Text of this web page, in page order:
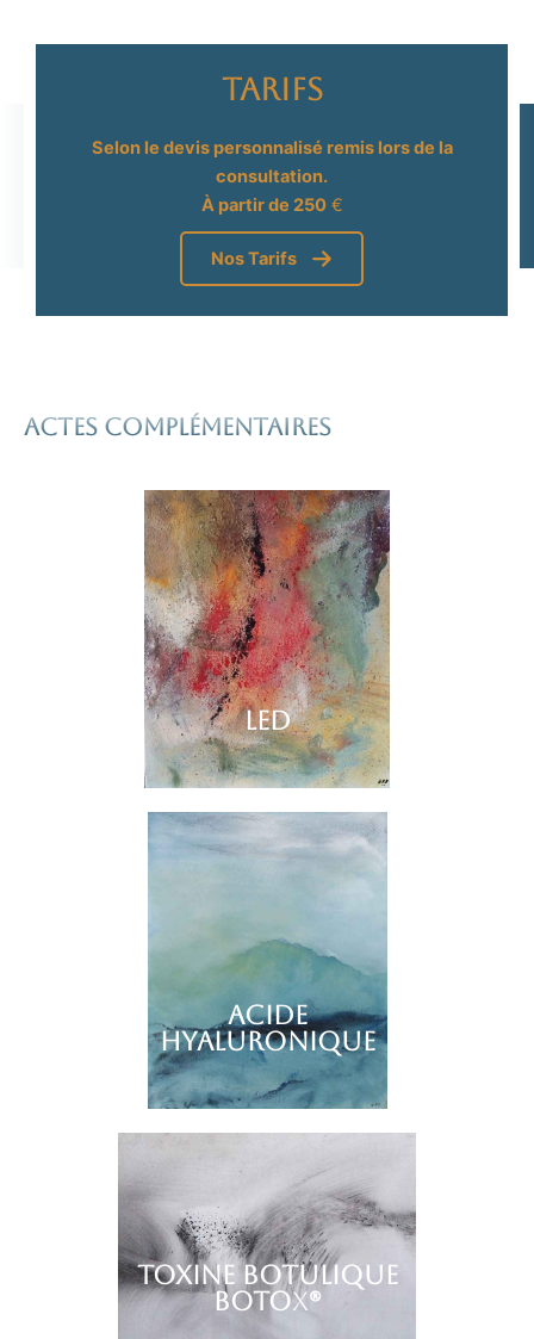
Tarifs
Selon le devis personnalisé remis lors de la
consultation.
À partir de 250€
Nos Tarifs
Actes complémentaires
LED
ACIDE
HYALURONIQUE
TOXINE BOTULIQUE
BOTOX®